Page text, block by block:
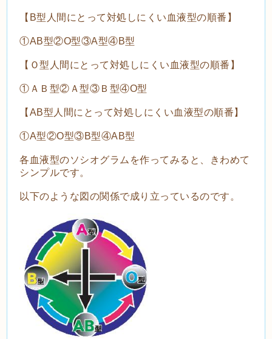
【B型人間にとって対処しにくい血液型の順番】
①AB型②O型③A型④B型
【Ｏ型人間にとって対処しにくい血液型の順番】
①ＡＢ型②Ａ型③Ｂ型④O型
【AB型人間にとって対処しにくい血液型の順番】
①A型②O型③B型④AB型
各血液型のソシオグラムを作ってみると、きわめて
シンプルです。
以下のような図の関係で成り立っているのです。